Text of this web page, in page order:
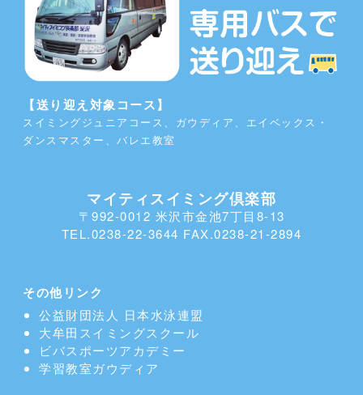
【送り迎え対象コース】
スイミングジュニアコース、ガウディア、エイベックス・
ダンスマスター、バレエ教室
マイティスイミング倶楽部
〒992-0012 米沢市金池7丁目8-13
TEL.0238-22-3644 FAX.0238-21-2894
その他リンク
公益財団法人 日本水泳連盟
大牟田スイミングスクール
ビバスポーツアカデミー
学習教室ガウディア